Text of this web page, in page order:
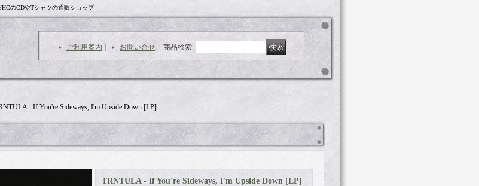
のCDやTシャツの通販ショップ
ご利用案内 お問い合せ 商品検索:
- If You're Sideways, I'm Upside Down [LP]
TRNTULA - If You're Sideways, I'm Upside Down [LP]